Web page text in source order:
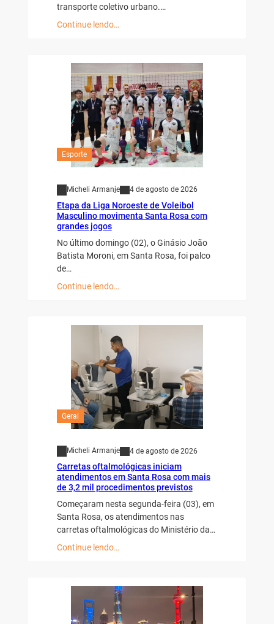
transporte coletivo urbano.…
Continue lendo…
Esporte
Micheli Armanje 4 de agosto de 2026
Etapa da Liga Noroeste de Voleibol
Masculino movimenta Santa Rosa com
grandes jogos
No último domingo (02), o Ginásio João
Batista Moroni, em Santa Rosa, foi palco
de…
Continue lendo…
Geral
Micheli Armanje 4 de agosto de 2026
Carretas oftalmológicas iniciam
atendimentos em Santa Rosa com mais
de 3,2 mil procedimentos previstos
Começaram nesta segunda-feira (03), em
Santa Rosa, os atendimentos nas
carretas oftalmológicas do Ministério da…
Continue lendo…